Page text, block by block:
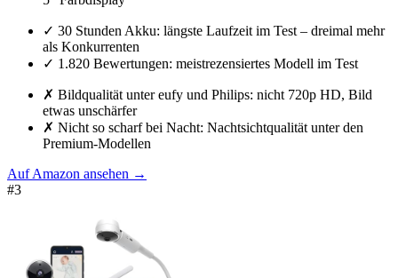
✓ 30 Stunden Akku: längste Laufzeit im Test – dreimal mehr
als Konkurrenten
✓ 1.820 Bewertungen: meistrezensiertes Modell im Test
✗ Bildqualität unter eufy und Philips: nicht 720p HD, Bild
etwas unschärfer
✗ Nicht so scharf bei Nacht: Nachtsichtqualität unter den
Premium-Modellen
Auf Amazon ansehen →
#3